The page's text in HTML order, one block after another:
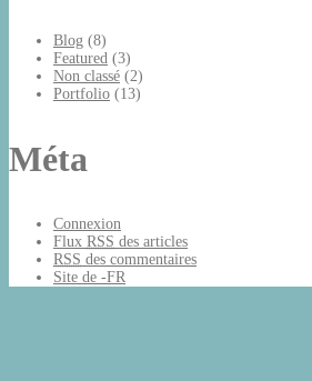
Blog (8)
Featured (3)
Non classé (2)
Portfolio (13)
Méta
Connexion
Flux RSS des articles
RSS des commentaires
Site de -FR